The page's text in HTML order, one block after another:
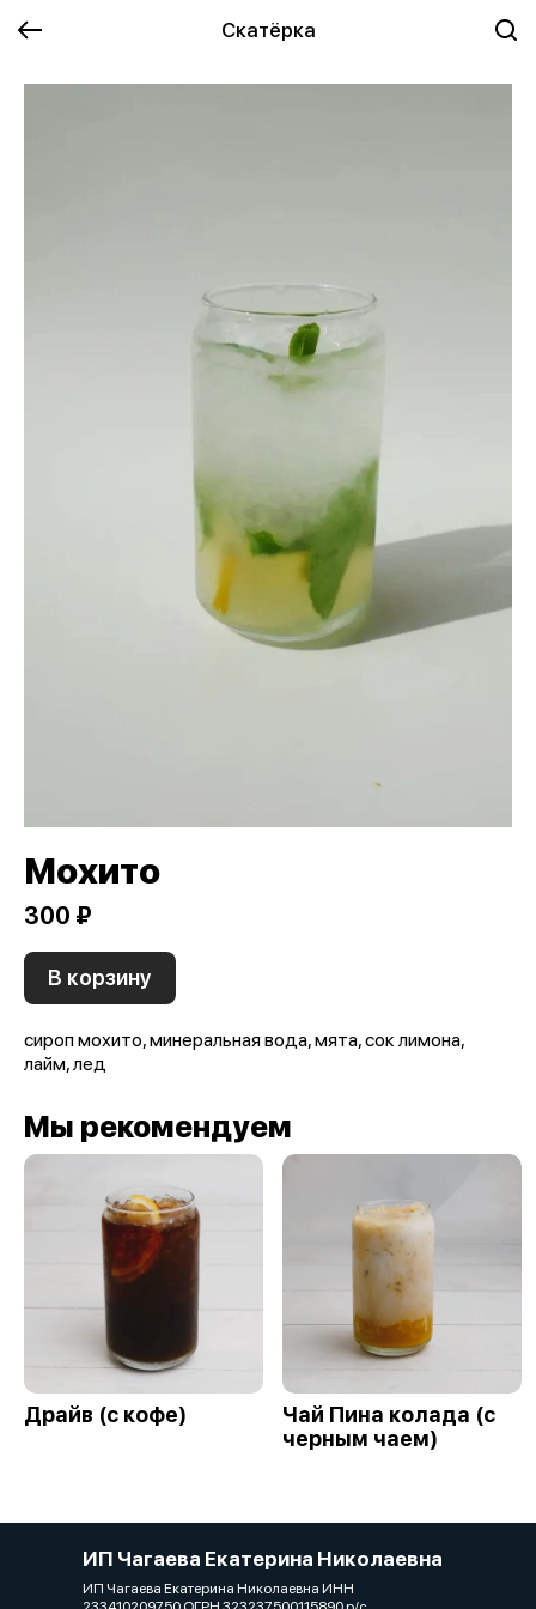
Скатёрка
Мохито
300 ₽
В корзину
сироп мохито, минеральная вода, мята, сок лимона,
лайм, лед
Мы рекомендуем
Драйв (с кофе)
Чай Пина колада (с
черным чаем)
ИП Чагаева Екатерина Николаевна
ИП Чагаева Екатерина Николаевна ИНН